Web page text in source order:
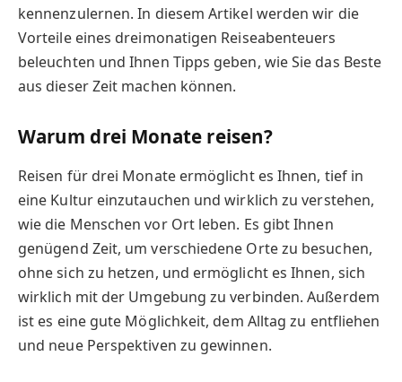
kennenzulernen. In diesem Artikel werden wir die
Vorteile eines dreimonatigen Reiseabenteuers
beleuchten und Ihnen Tipps geben, wie Sie das Beste
aus dieser Zeit machen können.
Warum drei Monate reisen?
Reisen für drei Monate ermöglicht es Ihnen, tief in
eine Kultur einzutauchen und wirklich zu verstehen,
wie die Menschen vor Ort leben. Es gibt Ihnen
genügend Zeit, um verschiedene Orte zu besuchen,
ohne sich zu hetzen, und ermöglicht es Ihnen, sich
wirklich mit der Umgebung zu verbinden. Außerdem
ist es eine gute Möglichkeit, dem Alltag zu entfliehen
und neue Perspektiven zu gewinnen.